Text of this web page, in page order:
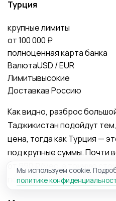
Турция
крупные лимиты
от 100 000 ₽
полноценная карта банка
ВалютаUSD / EUR
Лимитывысокие
Доставкав Россию
Как видно, разброс
Таджикистан подойдут
цена, тогда как Турция —
под крупные суммы. Почти
от 990 ₽/мес, а точную
подбора банка и тарифа,
Мы используем cookie.
политике